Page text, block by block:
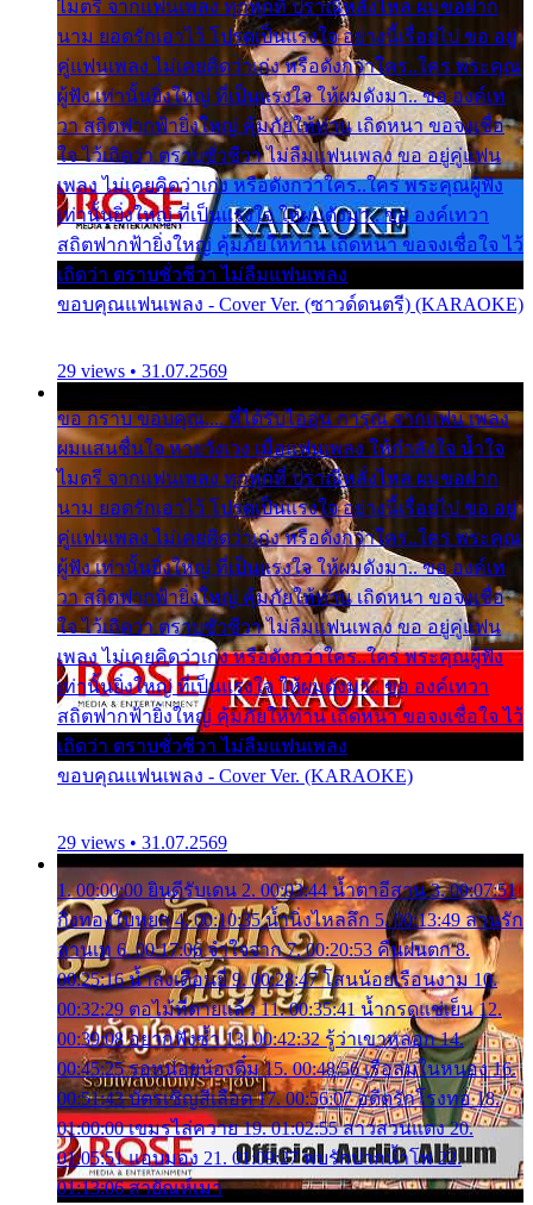
ไมตรี จากแฟนเพลง ทุกทุกที่ ปราณีหลั่งไหล ผมขอฝาก
นาม ยอดรักเอาไว้ โปรดเป็นแรงใจ อย่างนี้เรื่อยไป ขอ อยู่
คู่แฟนเพลง ไม่เคยคิดว่าเก่ง หรือดังกว่าใคร..ใคร พระคุณ
ผู้ฟัง เท่านั้นยิ่งใหญ่ ที่เป็นแรงใจ ให้ผมดังมา.. ขอ องค์เท
วา สถิตฟากฟ้ายิ่งใหญ่ คุ้มภัยให้ท่าน เถิดหนา ขอจงเชื่อ
ใจ ไว้เถิดว่า ตราบชั่วชีวา ไม่ลืมแฟนเพลง ขอ อยู่คู่แฟน
เพลง ไม่เคยคิดว่าเก่ง หรือดังกว่าใคร..ใคร พระคุณผู้ฟัง
เท่านั้นยิ่งใหญ่ ที่เป็นแรงใจ ให้ผมดังมา.. ขอ องค์เทวา
สถิตฟากฟ้ายิ่งใหญ่ คุ้มภัยให้ท่าน เถิดหนา ขอจงเชื่อใจ ไว้
เถิดว่า ตราบชั่วชีวา ไม่ลืมแฟนเพลง
ขอบคุณแฟนเพลง - Cover Ver. (ซาวด์ดนตรี) (KARAOKE)
29 views • 31.07.2569
ขอ กราบ ขอบคุณ.... ที่ได้รับไออุ่น การุณ จากแฟน เพลง
ผมแสนชื่นใจ หายวังเวง เมื่อแฟนเพลง ให้กำลังใจ น้ำใจ
ไมตรี จากแฟนเพลง ทุกทุกที่ ปราณีหลั่งไหล ผมขอฝาก
นาม ยอดรักเอาไว้ โปรดเป็นแรงใจ อย่างนี้เรื่อยไป ขอ อยู่
คู่แฟนเพลง ไม่เคยคิดว่าเก่ง หรือดังกว่าใคร..ใคร พระคุณ
ผู้ฟัง เท่านั้นยิ่งใหญ่ ที่เป็นแรงใจ ให้ผมดังมา.. ขอ องค์เท
วา สถิตฟากฟ้ายิ่งใหญ่ คุ้มภัยให้ท่าน เถิดหนา ขอจงเชื่อ
ใจ ไว้เถิดว่า ตราบชั่วชีวา ไม่ลืมแฟนเพลง ขอ อยู่คู่แฟน
เพลง ไม่เคยคิดว่าเก่ง หรือดังกว่าใคร..ใคร พระคุณผู้ฟัง
เท่านั้นยิ่งใหญ่ ที่เป็นแรงใจ ให้ผมดังมา.. ขอ องค์เทวา
สถิตฟากฟ้ายิ่งใหญ่ คุ้มภัยให้ท่าน เถิดหนา ขอจงเชื่อใจ ไว้
เถิดว่า ตราบชั่วชีวา ไม่ลืมแฟนเพลง
ขอบคุณแฟนเพลง - Cover Ver. (KARAOKE)
29 views • 31.07.2569
1. 00:00:00 ยินดีรับเดน 2. 00:03:44 น้ำตาอีสาน 3. 00:07:51
กิ่งทองใบหยก 4. 00:10:35 น้ำนิ่งไหลลึก 5. 00:13:49 ลานรัก
ลานเท 6. 00:17:06 จำใจจาก 7. 00:20:53 คืนฝนตก 8.
00:25:16 น้ำลงเดือนยี่ 9. 00:28:47 โสนน้อยเรือนงาม 10.
00:32:29 ตอไม้ที่ตายแล้ว 11. 00:35:41 น้ำกรดแช่เย็น 12.
00:39:08 อยากฟังซ้ำ 13. 00:42:32 รู้ว่าเขาหลอก 14.
00:45:25 รอหน่อยน้องติ๋ม 15. 00:48:56 เรือล่มในหนอง 16.
00:51:43 บัตรเชิญสีเลือด 17. 00:56:07 อดีตรักโรงทอ 18.
01:00:00 เขมรไล่ควาย 19. 01:02:55 สาวสวนแตง 20.
01:05:51 แอบมอง 21. 01:09:27 พบรักปากน้ำโพ 22.
01:13:06 สายัณห์เมา